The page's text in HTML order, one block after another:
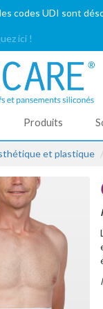
codes UDI sont
ici !
Produits
et plastique